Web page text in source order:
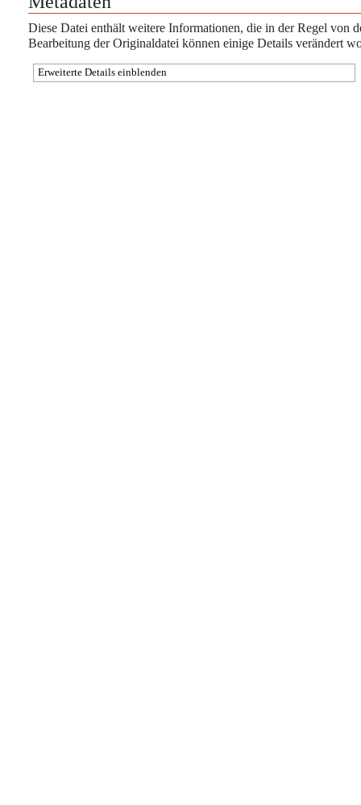
Diese Datei enthält weitere Informationen, die in der Regel von
Bearbeitung der Originaldatei können einige Details verändert
Erweiterte Details einblenden